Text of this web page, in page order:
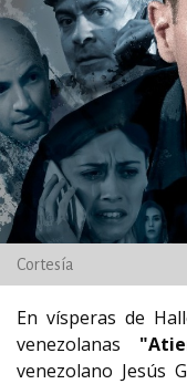
Cortesía
En vísperas de
venezolanas
venezolano Jesús